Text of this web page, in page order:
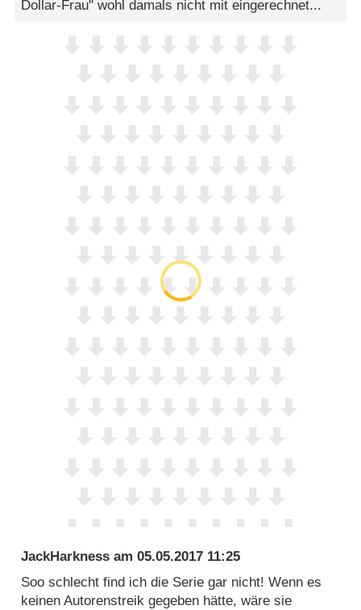
Dollar-Frau" wohl damals nicht mit eingerechnet...
JackHarkness am05.05.2017 11:25
Soo schlecht find ich die Serie gar nicht! Wenn es
keinen Autorenstreik gegeben hätte, wäre sie